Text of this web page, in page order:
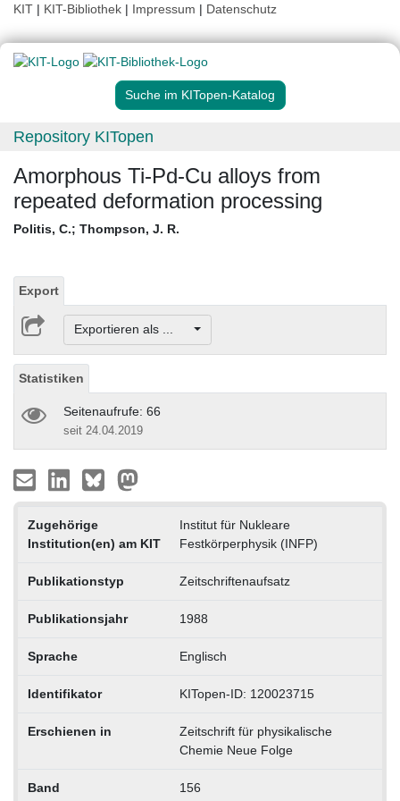
KIT | KIT-Bibliothek | Impressum | Datenschutz
Suche im KITopen-Katalog
Repository KITopen
Amorphous Ti-Pd-Cu alloys from
repeated deformation processing
Politis, C.; Thompson, J. R.
Export
Exportieren als ...
Statistiken
Seitenaufrufe: 66
seit 24.04.2019
Zugehörige
Institution(en) am KIT
Institut für Nukleare
Festkörperphysik (INFP)
Publikationstyp Zeitschriftenaufsatz
Publikationsjahr 1988
Sprache Englisch
Identifikator KITopen-ID: 120023715
Erschienen in
Zeitschrift für physikalische
Chemie Neue Folge
Band 156